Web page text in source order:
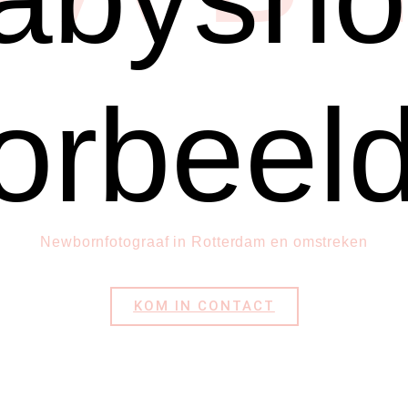
Newbornfotograaf in Rotterdam en omstreken
KOM IN CONTACT